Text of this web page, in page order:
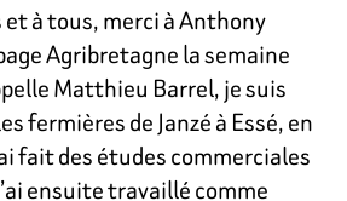
à tous, merci à Anthony
Agribretagne la semaine
Matthieu Barrel, je suis
fermières de Janzé à Essé, en
fait des études commerciales
ensuite travaillé comme